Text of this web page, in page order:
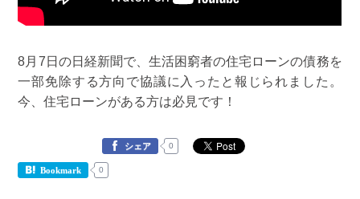
8月7日の日経新聞で、生活困窮者の住宅ローンの債務を
一部免除する方向で協議に入ったと報じられました。
今、住宅ローンがある方は必見です！
シェア 0
Bookmark 0